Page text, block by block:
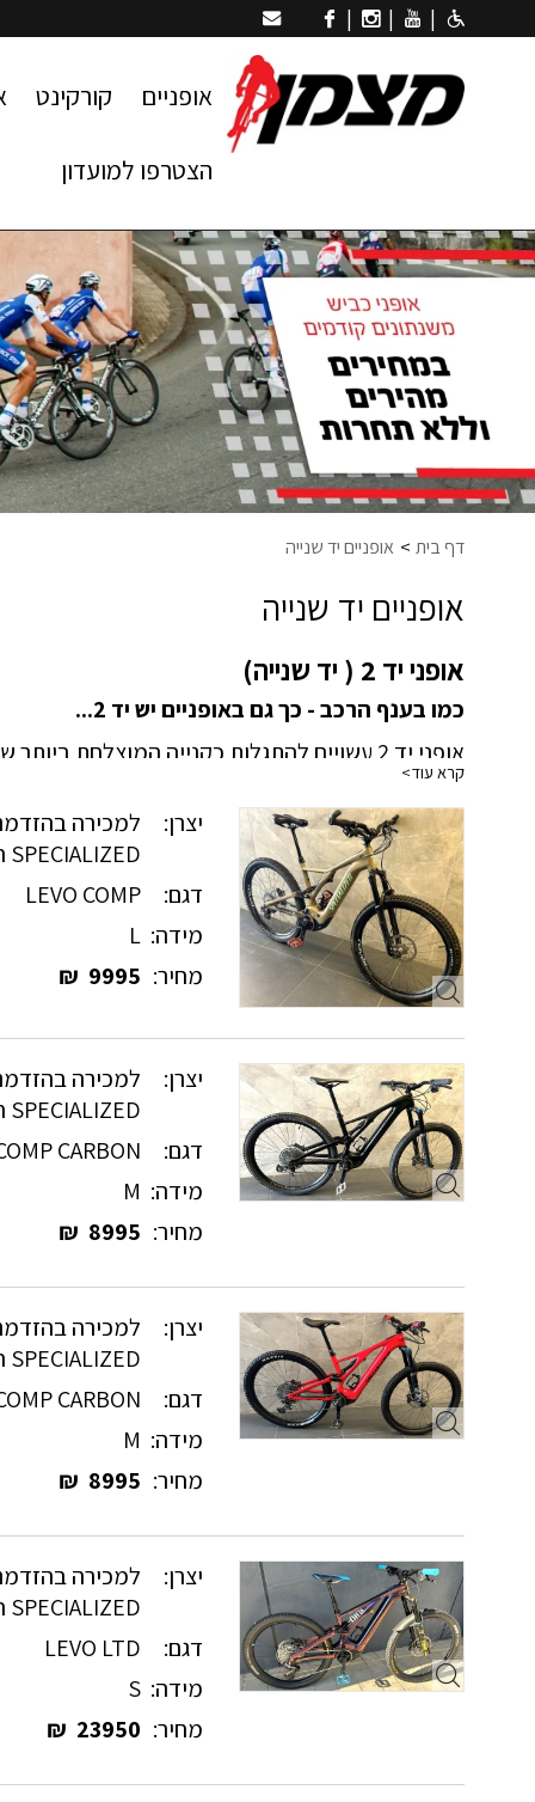
|
|
|
אופניים קורקינט
הצטרפו למועדון
דף בית אופניים יד שנייה
אופניים יד שנייה
אופני יד 2 ( יד שנייה)
כמו בענף הרכב - כך גם באופניים יש יד 2...
אופני יד 2 עשויים להתגלות כקנייה המוצלחת ביותר שלכם, במיוחד אם אתם רוכשים אופניים יד שנייה במקום בטוח, מסודר ומקצועי כרשת מצמן את מרוץ.
רשת מצמן את מרוץ מזמינה אותך להתרשם ממבחר
מבחר שונות.
רכישת אופניים יד שניה במצמן את מרוץ מבטיחה
ובביטחון מלא.
טרייד אין אופניים מקצועי בחנויות הרשת
קרא עוד>
יצרן:
למכירה
SPECIALIZED חשמליים
דגם:
LEVO COMP
מידה:L
מחיר: 9995
₪
יצרן:
למכירה
SPECIALIZED חשמליים
דגם:
CARBON
מידה: M
מחיר: 8995
₪
יצרן:
למכירה
SPECIALIZED חשמליים
דגם:
CARBON
מידה: M
מחיר: 8995
₪
יצרן:
למכירה
SPECIALIZED חשמליים
דגם:
LEVO LTD
מידה:S
מחיר: 23950
₪